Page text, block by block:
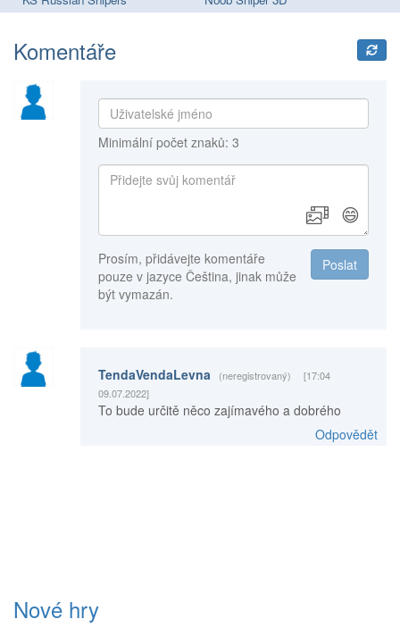
Komentáře
Minimální počet znaků: 3
😄
Poslat
Prosím, přidávejte komentáře
pouze v jazyce Čeština, jinak může
být vymazán.
TendaVendaLevna (neregistrovaný)
[17:04
09.07.2022]
To bude určitě něco zajímavého a dobrého
Odpovědět
Nové hry